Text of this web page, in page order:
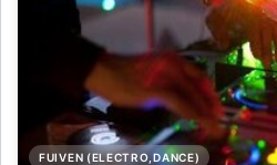
FUIVEN (ELECTRO,DANCE)